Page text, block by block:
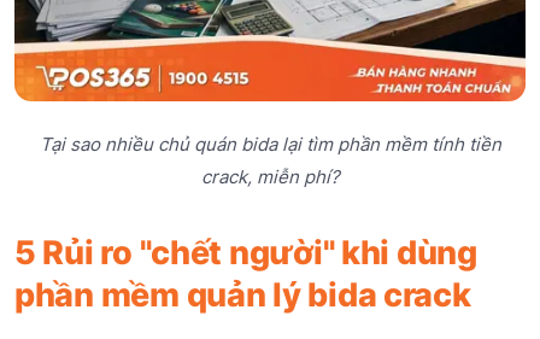
Tại sao nhiều chủ quán bida lại tìm phần mềm tính tiền
crack, miễn phí?
5 Rủi ro "chết người" khi dùng
phần mềm quản lý bida crack